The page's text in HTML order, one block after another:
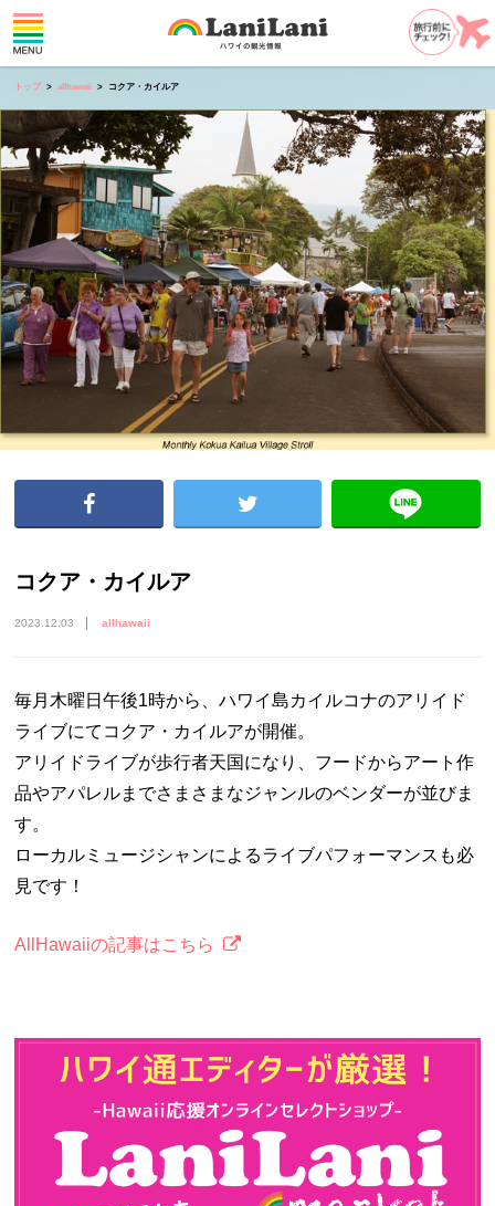
トップ allhawaii コクア・カイルア
コクア・カイルア
2023.12.03 allhawaii
毎月木曜日午後1時から、ハワイ島カイルコナのアリイド
ライブにてコクア・カイルアが開催。
アリイドライブが歩行者天国になり、フードからアート作
品やアパレルまでさまさまなジャンルのベンダーが並びま
す。
ローカルミュージシャンによるライブパフォーマンスも必
見です！
AllHawaiiの記事はこちら